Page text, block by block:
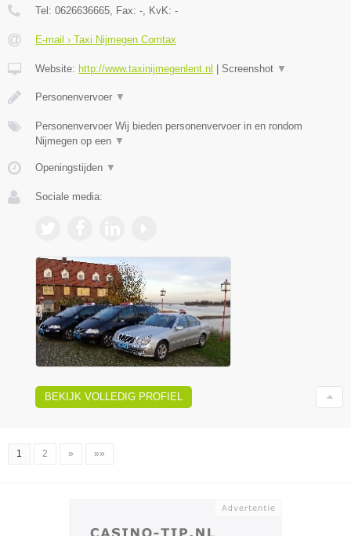
Tel: 0626636665 , Fax: - , KvK: -
E-mail › Taxi Nijmegen Comtax
Website: http://www.taxinijmegenlent.nl Screenshot ▼
Personenvervoer ▼
Personenvervoer Wij bieden personenvervoer in en rondom
Nijmegen op een ▼
Openingstijden ▼
Sociale media:
BEKIJK VOLLEDIG PROFIEL
1 2 » »»